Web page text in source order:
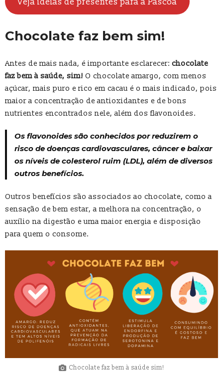
Chocolate faz bem sim!
Antes de mais nada, é importante esclarecer: chocolate
faz bem à saúde, sim! O chocolate amargo, com menos
açúcar, mais puro e rico em cacau é o mais indicado, pois
maior a concentração de antioxidantes e de bons
nutrientes encontrados nele, além dos flavonoides.
Os flavonoides são conhecidos por reduzirem o
risco de doenças cardiovasculares, câncer e baixar
os níveis de colesterol ruim (LDL), além de diversos
outros benefícios.
Outros benefícios são associados ao chocolate, como a
sensação de bem estar, a melhora na concentração, o
auxílio na digestão e uma maior energia e disposição
para quem o consome.
Chocolate faz bem à saúde sim!